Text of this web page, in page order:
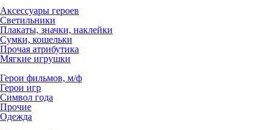
Аксессуары героев
Светильники
Плакаты, значки, наклейки
Сумки, кошельки
Прочая атрибутика
Мягкие игрушки
Герои фильмов, м/ф
Герои игр
Символ года
Прочие
Одежда